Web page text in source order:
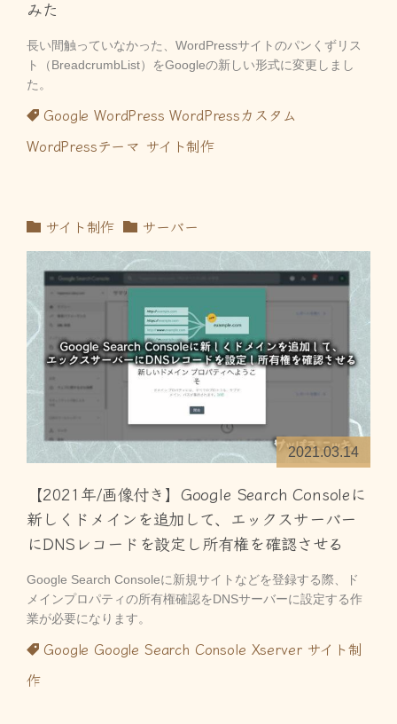
みた
長い間触っていなかった、WordPressサイトのパンくずリス
ト（BreadcrumbList）をGoogleの新しい形式に変更しまし
た。
Google WordPress WordPressカスタム
WordPressテーマ サイト制作
サイト制作 サーバー
2021.03.14
【2021年/画像付き】Google Search Consoleに
新しくドメインを追加して、エックスサーバー
にDNSレコードを設定し所有権を確認させる
Google Search Consoleに新規サイトなどを登録する際、ド
メインプロパティの所有権確認をDNSサーバーに設定する作
業が必要になります。
Google Google Search Console Xserver サイト制
作